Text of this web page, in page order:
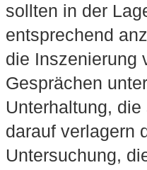
sollten in der
entsprechend
die Inszenierung
Gesprächen
Unterhaltung,
darauf verlagern
Untersuchung,